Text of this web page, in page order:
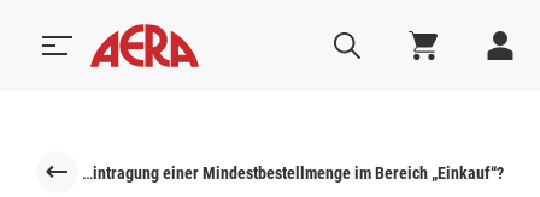
Welche Konsequenz hat die Eintragung einer Mindestbestellmenge im Bereich „Einkauf“?‎